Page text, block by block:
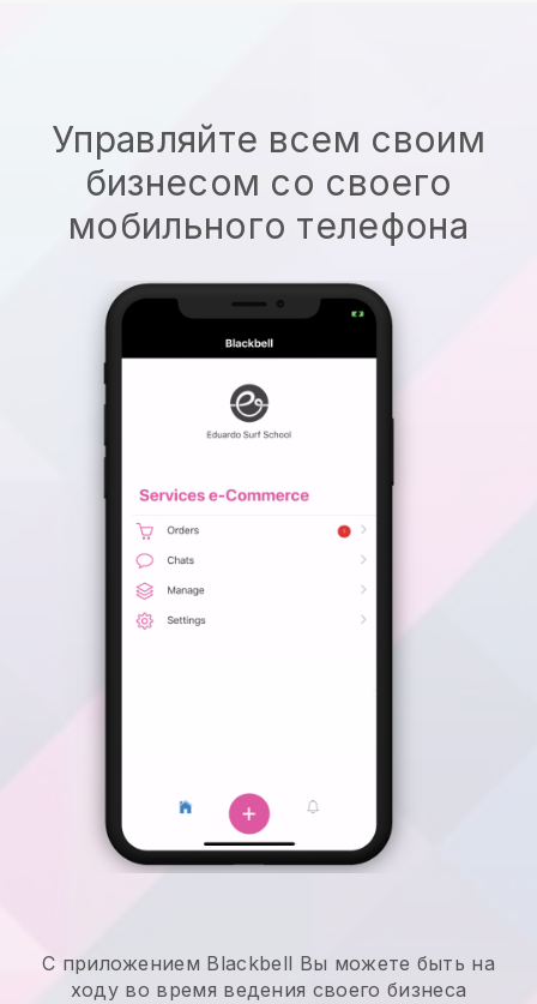
Управляйте всем своим
бизнесом со своего
мобильного телефона
С приложением Blackbell Вы можете быть на
ходу во время ведения своего бизнеса